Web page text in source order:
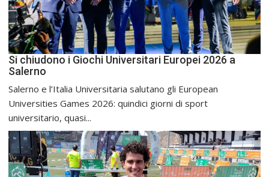
Si chiudono i Giochi Universitari Europei 2026 a
Salerno
Salerno e l’Italia Universitaria salutano gli European
Universities Games 2026: quindici giorni di sport
universitario, quasi...